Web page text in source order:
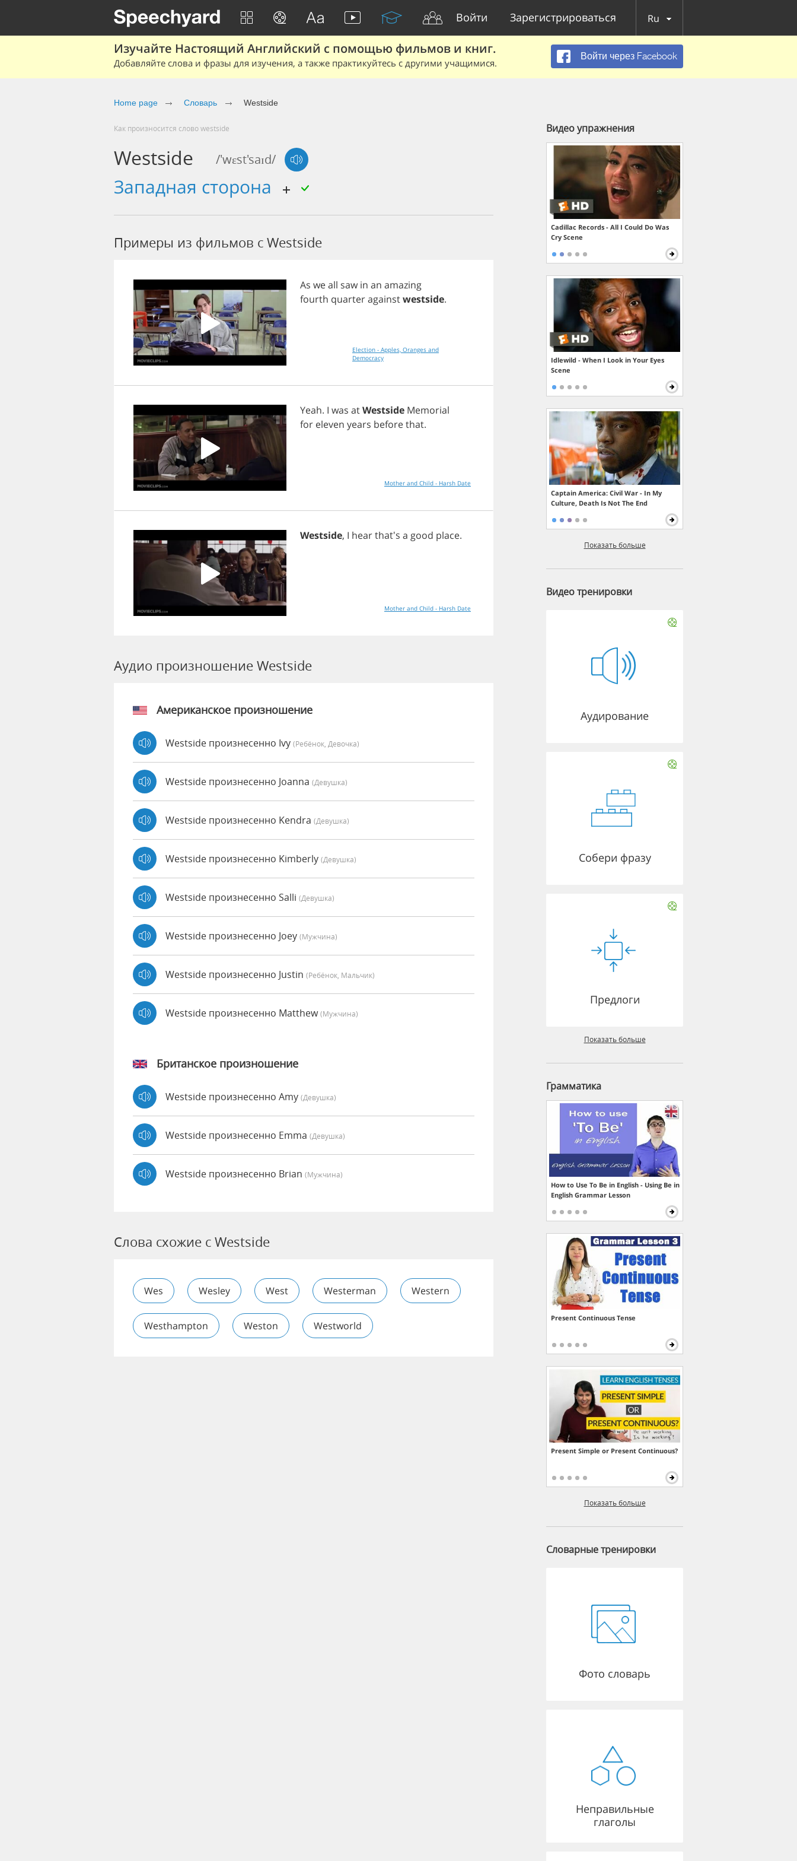
Войти Зарегистрироваться Ru
Изучайте Настоящий Английский с помощью фильмов и книг.
Добавляйте слова и фразы для изучения, а также практикуйтесь с другими учащимися.
Войти через Facebook
Home page Словарь Westside
Как произносится слово westside
Westside /'wɛst'saɪd/
западная сторона
Примеры из фильмов c Westside
As weall saw in an amazing
fourth quarteragainstwestside.
Election - Apples, Oranges and
Democracy
Yeah. I was atWestside Memorial
for eleven years beforethat.
Mother and Child - Harsh Date
Westside, I hearthat's a good place.
Mother and Child - Harsh Date
Аудио произношение Westside
Американское произношение
Westside произнесенно Ivy (Ребёнок, Девочка)
Westside произнесенно Joanna (девушка)
Westside произнесенно Kendra (девушка)
Westside произнесенно Kimberly (девушка)
Westside произнесенно Salli (девушка)
Westside произнесенно Joey (мужчина)
Westside произнесенно Justin (Ребёнок, Мальчик)
Westside произнесенно Matthew(мужчина)
Британское произношение
Westside произнесенно Amy (девушка)
Westside произнесенно Emma (девушка)
Westside произнесенно Brian (мужчина)
Слова схожие с Westside
Wes Wesley West Westerman Western
Westhampton Weston Westworld
Видео упражнения
Cadillac Records - All I Could Do Was
Cry Scene
Idlewild - When I Look in Your Eyes
Scene
Captain America: Civil War - In My
Culture, Death Is Not The End
Показать больше
Видео тренировки
Аудирование
Собери фразу
Предлоги
Показать больше
Грамматика
How to Use To Be in English - Using Be in
English Grammar Lesson
Present Continuous Tense
Present Simple or Present Continuous?
Показать больше
Словарные тренировки
Фото словарь
Неправильные
глаголы